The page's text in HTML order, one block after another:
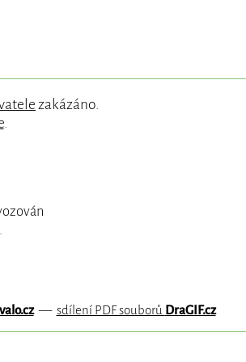
zakázáno.
.
.
— sdílení PDF souborů DraGIF.cz